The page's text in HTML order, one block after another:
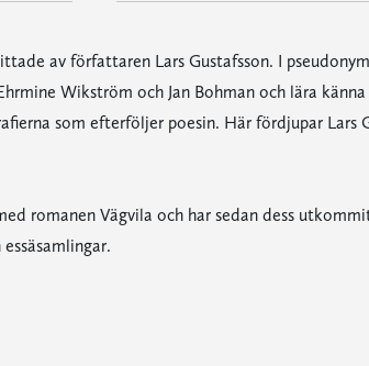
av författaren Lars Gustafsson. I
Wikström och Jan Bohman och lära
som efterföljer poesin. Här fördjupar Lars
romanen Vägvila och har sedan dess